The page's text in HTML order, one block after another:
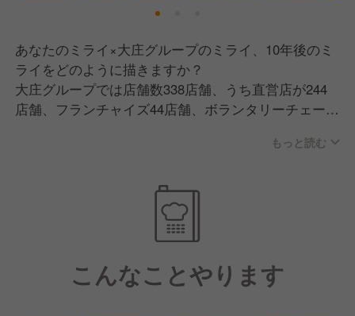
あなたのミライ×大庄グループのミライ、10年後のミ
ライをどのように描きますか？
大庄グループでは店舗数338店舗、うち直営店が244
店舗、フランチャイズ44店舗、ボランタリーチェーン
入社後、店舗にて活躍の中で、
大きな店舗で仕事をしたい、反対にお客様ひとり一人
に自分で対応できる小型店舗で働きたい、魚業態から
肉業態も経験してみたい、店長になりたい、社員独立
制度（≒ボランタリーチェーン制度）を利用して独立
したい、複数店舗の統括マネージャーになりたい、新
もっと読む
こんなことやります